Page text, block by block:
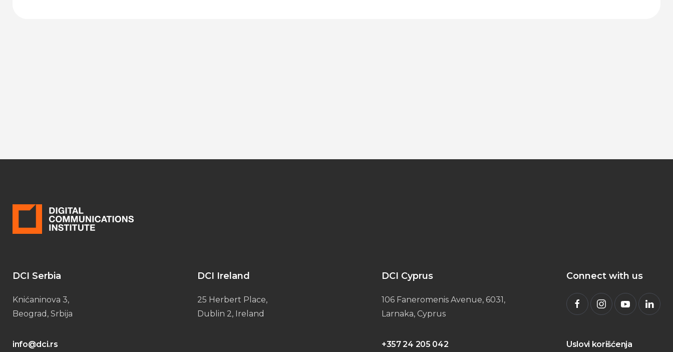
DCI Serbia
Knićaninova 3,
Beograd, Srbija
info@dci.rs
DCI Ireland
25 Herbert Place,
Dublin 2, Ireland
DCI Cyprus
106 Faneromenis Avenue, 6031,
Larnaka, Cyprus
+357 24 205 042
Connect with us
Uslovi korišćenja